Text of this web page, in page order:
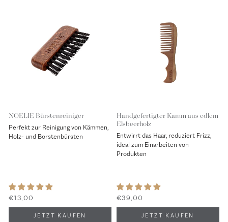
NOELIE Bürstenreiniger
Perfekt zur Reinigung von Kämmen,
Holz- und Borstenbürsten
€13,00
Handgefertigter Kamm aus edlem
Elsbeerholz
Entwirrt das Haar, reduziert Frizz,
ideal zum Einarbeiten von
Produkten
€39,00